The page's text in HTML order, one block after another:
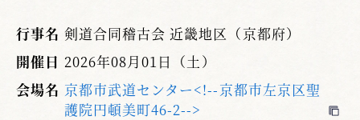
行事名 剣道合同稽古会 近畿地区（京都府）
開催日 2026年08月01日（土）
会場名 京都市武道センター<!--京都市左京区聖
護院円頓美町46-2-->